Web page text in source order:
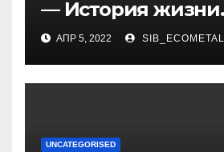
— История жизни
российского
АПР 5, 2022 SIB_ECOMETAL
UNCATEGORISED